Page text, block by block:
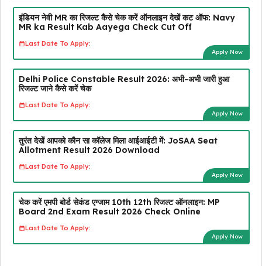
इंडियन नेवी MR का रिजल्ट कैसे चेक करें ऑनलाइन देखें कट ऑफ: Navy
MR ka Result Kab Aayega Check Cut Off
Last Date To Apply:
Apply Now
Delhi Police Constable Result 2026: अभी-अभी जारी हुआ
रिजल्ट जाने कैसे करें चेक
Last Date To Apply:
Apply Now
तुरंत देखें आपको कौन सा कॉलेज मिला आईआईटी में: JoSAA Seat
Allotment Result 2026 Download
Last Date To Apply:
Apply Now
चेक करें एमपी बोर्ड सेकंड एग्जाम 10th 12th रिजल्ट ऑनलाइन: MP
Board 2nd Exam Result 2026 Check Online
Last Date To Apply:
Apply Now